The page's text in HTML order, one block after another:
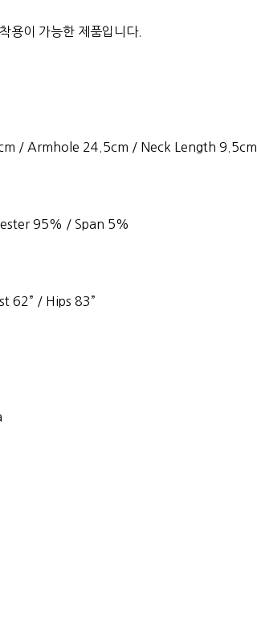
용이 가능한 제품입니다.
/ Armhole 24.5cm / Neck Length 9.5cm
95% / Span 5%
62” / Hips 83”